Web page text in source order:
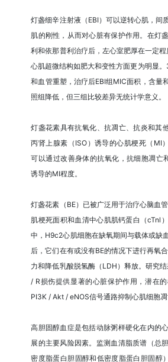
灯盏细辛注射液（EBI）可以逆转心肌，间
肌的刚性，从而对心脏有保护作用。在灯
利和依那普利治疗后，左心室肥厚在一定
心肌超微结构如肥大和变性方面更为明显
和血管重塑，治疗后EBI组MIC面积，含量
照组降低，但三组比较差异无统计学意义。
灯盏花素具有抗氧化、抗凋亡、抗炎和其
丙肾上腺素（ISO）诱导的心肌梗死（MI
可以通过改善身体的抗氧化，抗细胞凋亡
诱导的MI程度。
灯盏花素（BE）已被广泛用于治疗心脑血
肌梗死面积和血清中心肌肌钙蛋白（cTnl
中，H9c2心肌细胞在缺氧期间与载体或缺
后，它们在有或没有BE的情况下进行再氧
力和降低乳酸脱氢酶（LDH）释放。研究
/ R损伤提供显著的心脏保护作用，潜在
PI3K / Akt / eNOS信号通路抑制心肌细胞凋
高胆固醇血症是包括动脉粥样硬化在内的
展的主要风险因素。监测血清脂质谱（总
密度脂蛋白胆固醇和低密度脂蛋白胆固醇